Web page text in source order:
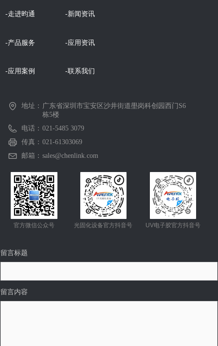
的UVLED固化机，配有触摸屏人性化
定时间、光强等等参数，这正满足了
UVLED固化机。
地址： 广东省深圳市宝安区沙井街道壆岗科创园西门S6
栋5楼
电话： 021-5485 3079
传真： 021-61303069
邮箱： sales@chenlink.com
官方微信公众号 光固化设备官方抖音号 UV电子胶官方抖音号
留言标题
留言内容
-走进昀通
-产品服务
-应用案例
-新闻资讯
-应用资讯
-联系我们